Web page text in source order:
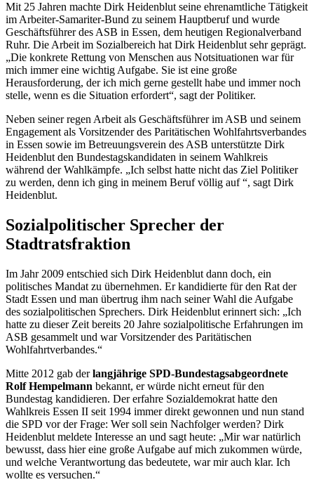
Mit 25 Jahren machte Dirk Heidenblut seine ehrenamtliche Tätigkeit
im Arbeiter-Samariter-Bund zu seinem Hauptberuf und wurde
Geschäftsführer des ASB in Essen, dem heutigen Regionalverband
Ruhr. Die Arbeit im Sozialbereich hat Dirk Heidenblut sehr geprägt.
„Die konkrete Rettung von Menschen aus Notsituationen war für
mich immer eine wichtig Aufgabe. Sie ist eine große
Herausforderung, der ich mich gerne gestellt habe und immer noch
stelle, wenn es die Situation erfordert“, sagt der Politiker.
Neben seiner regen Arbeit als Geschäftsführer im ASB und seinem
Engagement als Vorsitzender des Paritätischen Wohlfahrtsverbandes
in Essen sowie im Betreuungsverein des ASB unterstützte Dirk
Heidenblut den Bundestagskandidaten in seinem Wahlkreis
während der Wahlkämpfe. „Ich selbst hatte nicht das Ziel Politiker
zu werden, denn ich ging in meinem Beruf völlig auf “, sagt Dirk
Heidenblut.
Sozialpolitischer Sprecher der
Stadtratsfraktion
Im Jahr 2009 entschied sich Dirk Heidenblut dann doch, ein
politisches Mandat zu übernehmen. Er kandidierte für den Rat der
Stadt Essen und man übertrug ihm nach seiner Wahl die Aufgabe
des sozialpolitischen Sprechers. Dirk Heidenblut erinnert sich: „Ich
hatte zu dieser Zeit bereits 20 Jahre sozialpolitische Erfahrungen im
ASB gesammelt und war Vorsitzender des Paritätischen
Wohlfahrtverbandes.“
Mitte 2012 gab derlangjährige SPD-Bundestagsabgeordnete
Rolf Hempelmann bekannt, er würde nicht erneut für den
Bundestag kandidieren. Der erfahre Sozialdemokrat hatte den
Wahlkreis Essen II seit 1994 immer direkt gewonnen und nun stand
die SPD vor der Frage: Wer soll sein Nachfolger werden? Dirk
Heidenblut meldete Interesse an und sagt heute: „Mir war natürlich
bewusst, dass hier eine große Aufgabe auf mich zukommen würde,
und welche Verantwortung das bedeutete, war mir auch klar. Ich
wollte es versuchen.“